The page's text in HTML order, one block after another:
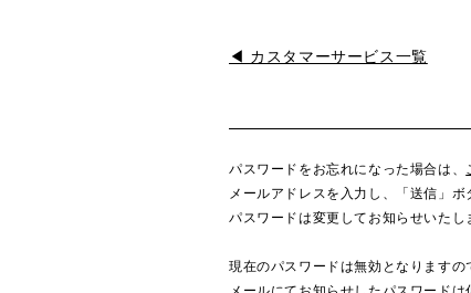
◀ カスタマーサービス一覧
パスワードをお忘れになった場合は、
メールアドレスを入力し、「送信」
パスワードは変更してお知らせいたし
現在のパスワードは無効となりますの